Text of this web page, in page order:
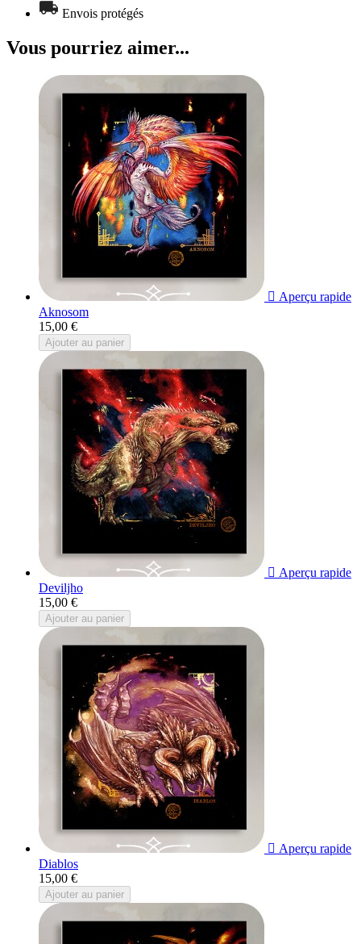
Envois protégés
Vous pourriez aimer...
 Aperçu rapide
Aknosom
15,00 €
Ajouter au panier
 Aperçu rapide
Deviljho
15,00 €
Ajouter au panier
 Aperçu rapide
Diablos
15,00 €
Ajouter au panier